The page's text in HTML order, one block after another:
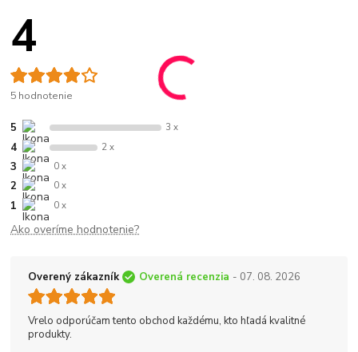
4
5 hodnotenie
5 3 x
4 2 x
3 0 x
2 0 x
1 0 x
Ako overíme hodnotenie?
Overený zákazník Overená recenzia - 07. 08. 2026
Vrelo odporúčam tento obchod každému, kto hľadá kvalitné
produkty.